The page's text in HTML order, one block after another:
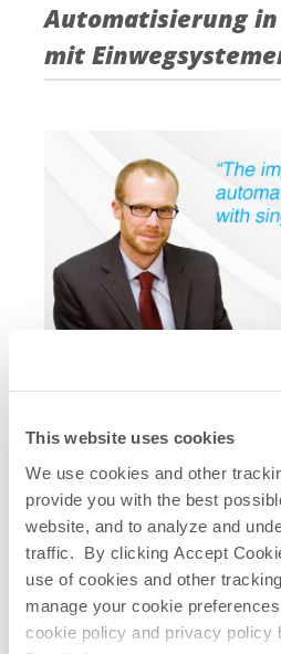
This website uses cookies
We use cookies and other
provide you with the best
website, and to analyze and
traffic. By clicking Accept
use of cookies and other
manage your cookie
cookie policy and privacy policy
Automatisierung
mit
Verwandte
One-Touch®
Saltus®Einweg-
Saltus®CFD-Studie
One-Touch®
Broschüre TepoFlex®
Biocontaineraufbauten